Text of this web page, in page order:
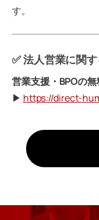
す。
✅ 法人営業に関
営業支援・BPOの無
▶︎ https://direct-